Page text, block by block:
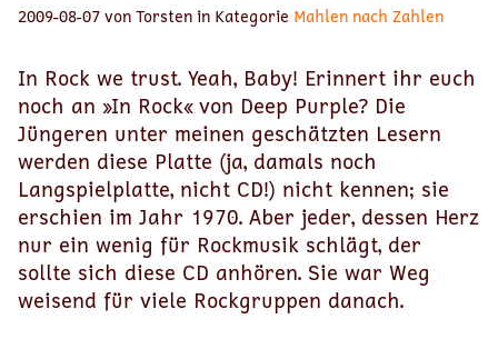
2009-08-07 von Torsten in Kategorie Mahlen nach Zahlen
In Rock we trust. Yeah, Baby! Erinnert ihr euch
noch an »In Rock« von Deep Purple? Die
Jüngeren unter meinen geschätzten Lesern
werden diese Platte (ja, damals noch
Langspielplatte, nicht CD!) nicht kennen; sie
erschien im Jahr 1970. Aber jeder, dessen Herz
nur ein wenig für Rockmusik schlägt, der
sollte sich diese CD anhören. Sie war Weg
weisend für viele Rockgruppen danach.